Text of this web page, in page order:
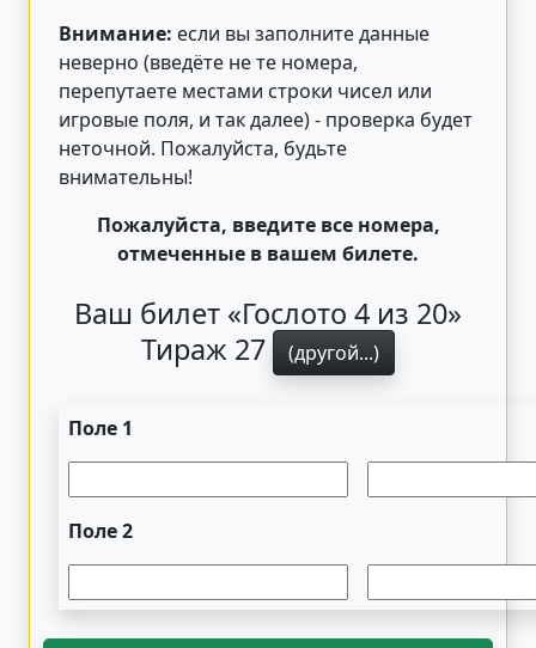
Внимание: если вы заполните данные
неверно (введёте не те номера,
перепутаете местами строки чисел или
игровые поля, и так далее) - проверка будет
неточной. Пожалуйста, будьте
внимательны!
Пожалуйста, введите все номера,
отмеченные в вашем билете.
Ваш билет «Гослото 4 из 20»
Тираж 27
(другой...)
Поле 1
Поле 2